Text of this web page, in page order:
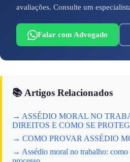
avaliações. Consulte um
Falar com Advogado
📚 Artigos Relacionados
→ ASSÉDIO MORAL NO
DIREITOS E COMO SE
→ COMO PROVAR ASSÉDIO
→ Assédio moral no trabalho: como